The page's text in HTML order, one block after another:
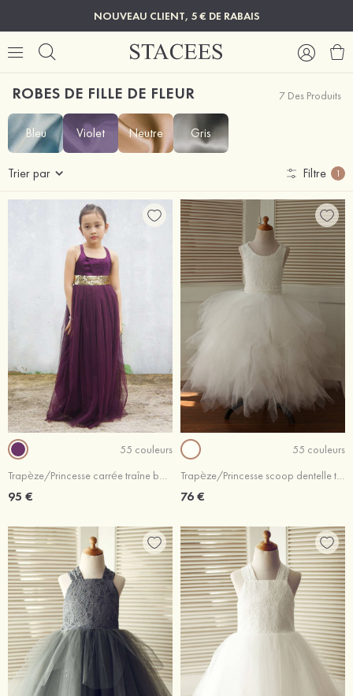
NOUVEAU CLIENT, 5 € DE RABAIS
ROBES DE FILLE DE FLEUR 7 Des Produits
Bleu Violet Neutre Gris
Trier par Filtre 1
55 couleurs
Trapèze/Princesse carrée traîne balayage tulle robe de fille de fleur avec paillettes
95 €
55 couleurs
Trapèze/Princesse scoop dentelle tulle asymétrique robe de fille de fleur
76 €